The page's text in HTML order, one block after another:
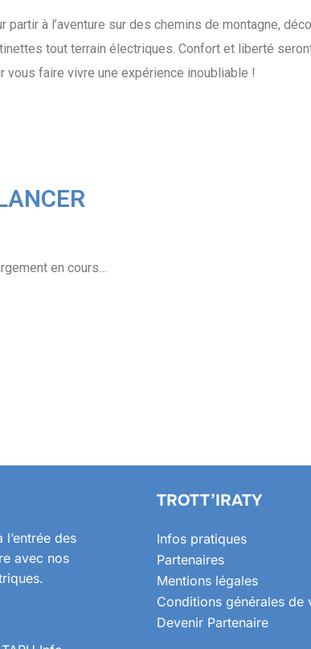
partir à l’aventure sur des chemins de montagne,
tout terrain électriques. Confort et liberté
vous faire vivre une expérience inoubliable !
en cours…
des
avec nos
TROTT’IRATY
Infos pratiques
Partenaires
Mentions légales
Conditions générales de
Devenir Partenaire